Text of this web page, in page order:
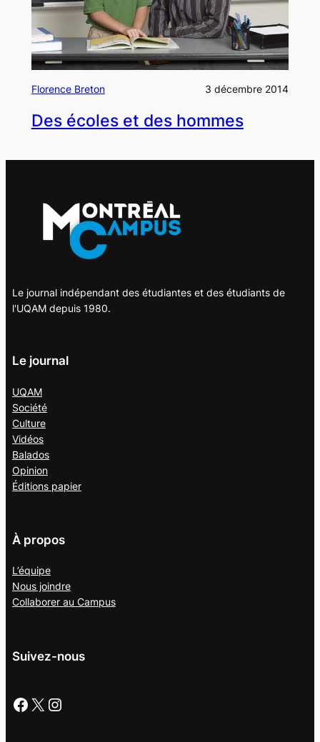
Florence Breton 3 décembre 2014
Des écoles et des hommes
Le journal indépendant des étudiantes et des étudiants de
l'UQAM depuis 1980.
Le journal
UQAM
Société
Culture
Vidéos
Balados
Opinion
Éditions papier
À propos
L’équipe
Nous joindre
Collaborer au Campus
Suivez-nous
Facebook X Instagram